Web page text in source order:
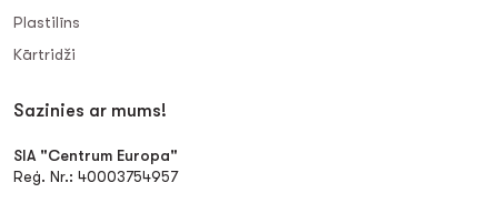
Plastilīns
Kārtridži
Sazinies ar mums!
SIA "Centrum Europa"
Reģ. Nr.: 40003754957